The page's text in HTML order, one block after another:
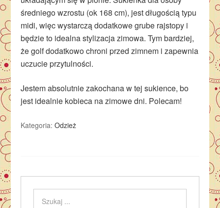
średniego wzrostu (ok 168 cm), jest długością typu
midi, więc wystarczą dodatkowe grube rajstopy i
będzie to idealna stylizacja zimowa. Tym bardziej,
że golf dodatkowo chroni przed zimnem i zapewnia
uczucie przytulności.
Jestem absolutnie zakochana w tej sukience, bo
jest idealnie kobieca na zimowe dni. Polecam!
Kategoria:Odzież